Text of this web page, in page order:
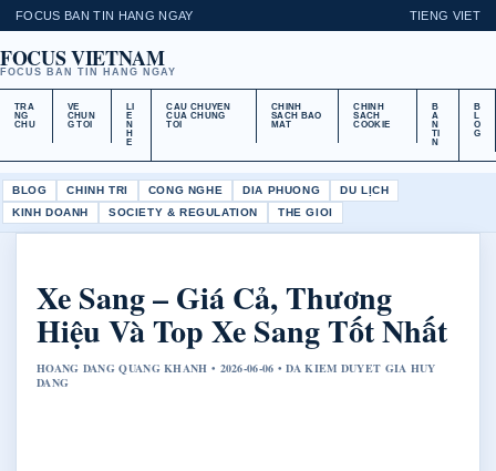
FOCUS BAN TIN HANG NGAY TIENG VIET
FOCUS VIETNAM
FOCUS BAN TIN HANG NGAY
TRA
NG
CHU
VE
CHUN
G TOI
LI
E
N
H
E
CAU CHUYEN
CUA CHUNG
TOI
CHINH
SACH BAO
MAT
CHINH
SACH
COOKIE
B
A
N
TI
N
B
L
O
G
BLOG CHINH TRI CONG NGHE DIA PHUONG
DU LỊCH
KINH DOANH
SOCIETY & REGULATION THE GIOI
Xe Sang – Giá Cả, Thương
Hiệu Và Top Xe Sang Tốt Nhất
HOANG DANG QUANG KHANH • 2026-06-06 • DA KIEM DUYET GIA HUY
DANG